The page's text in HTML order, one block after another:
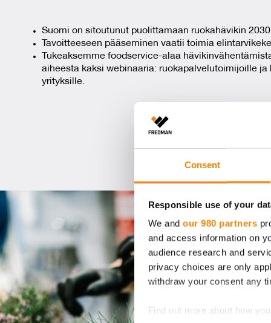
Consent
Responsible use of your
We and our 980 partners
and access information on
audience research and
privacy choices are only
withdraw your consent any
Find out more about how
Suomi on sitoutunut puolittamaan ruokahävikin 2030
Tavoitteeseen pääseminen vaatii toimia
Tukeaksemme foodservice-alaa
aiheesta kaksi webinaaria: ruokapalvelutoimijoille
yrityksille.